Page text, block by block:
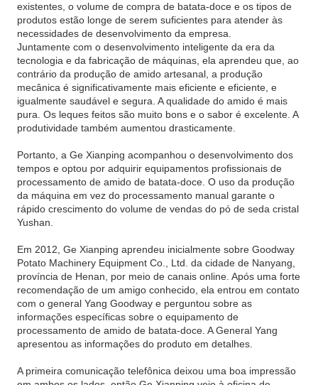
existentes, o volume de compra de batata-doce e os tipos de
produtos estão longe de serem suficientes para atender às
necessidades de desenvolvimento da empresa.
Juntamente com o desenvolvimento inteligente da era da
tecnologia e da fabricação de máquinas, ela aprendeu que, ao
contrário da produção de amido artesanal, a produção
mecânica é significativamente mais eficiente e eficiente, e
igualmente saudável e segura. A qualidade do amido é mais
pura. Os leques feitos são muito bons e o sabor é excelente. A
produtividade também aumentou drasticamente.
Portanto, a Ge Xianping acompanhou o desenvolvimento dos
tempos e optou por adquirir equipamentos profissionais de
processamento de amido de batata-doce. O uso da produção
da máquina em vez do processamento manual garante o
rápido crescimento do volume de vendas do pó de seda cristal
Yushan.
Em 2012, Ge Xianping aprendeu inicialmente sobre Goodway
Potato Machinery Equipment Co., Ltd. da cidade de Nanyang,
província de Henan, por meio de canais online. Após uma forte
recomendação de um amigo conhecido, ela entrou em contato
com o general Yang Goodway e perguntou sobre as
informações específicas sobre o equipamento de
processamento de amido de batata-doce. A General Yang
apresentou as informações do produto em detalhes.
A primeira comunicação telefônica deixou uma boa impressão